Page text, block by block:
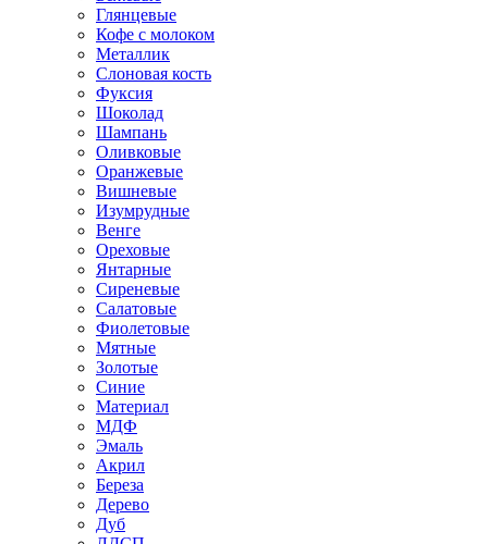
Глянцевые
Кофе с молоком
Металлик
Слоновая кость
Фуксия
Шоколад
Шампань
Оливковые
Оранжевые
Вишневые
Изумрудные
Венге
Ореховые
Янтарные
Сиреневые
Салатовые
Фиолетовые
Мятные
Золотые
Синие
Материал
МДФ
Эмаль
Акрил
Береза
Дерево
Дуб